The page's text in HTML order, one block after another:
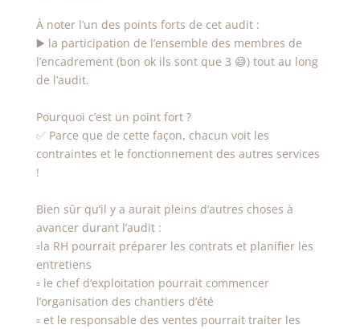
À noter l’un des points forts de cet audit :
▶️ la participation de l’ensemble des membres de
l’encadrement (bon ok ils sont que 3 😅) tout au long
de l’audit.
Pourquoi c’est un point fort ?
✅ Parce que de cette façon, chacun voit les
contraintes et le fonctionnement des autres services
!
Bien sûr qu’il y a aurait pleins d’autres choses à
avancer durant l’audit :
▫️la RH pourrait préparer les contrats et planifier les
entretiens
▫️ le chef d’exploitation pourrait commencer
l’organisation des chantiers d’été
▫️ et le responsable des ventes pourrait traiter les